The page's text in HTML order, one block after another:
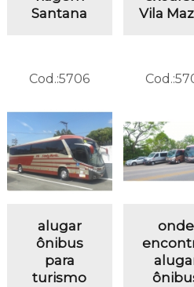
Santana
Vila
Cod.:5706
alugar
ônibus
para
turismo
Cod.:
onde